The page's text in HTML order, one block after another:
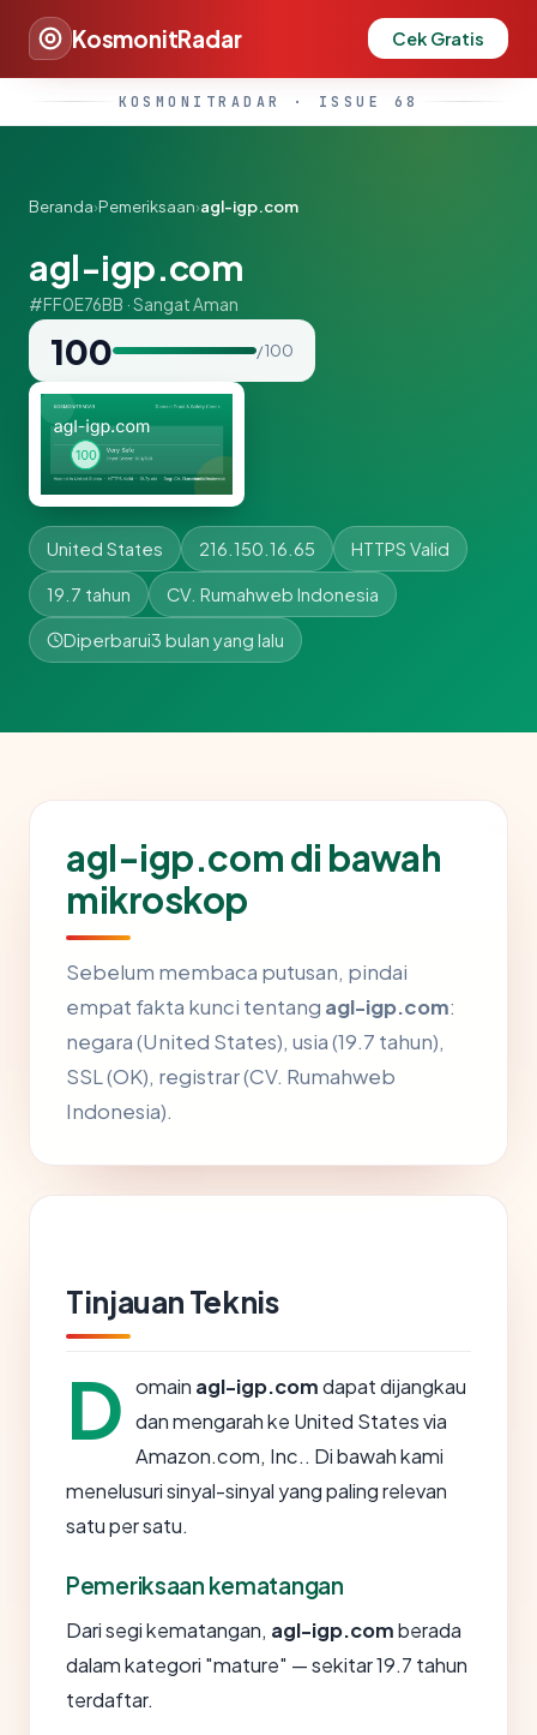
KosmonitRadar Cek Gratis
KOSMONITRADAR · ISSUE 68
Beranda›Pemeriksaan›agl-igp.com
agl-igp.com
#FF0E76BB · Sangat Aman
100 / 100
United States 216.150.16.65 HTTPS Valid
19.7 tahun CV. Rumahweb Indonesia
Diperbarui3 bulan yang lalu
agl-igp.com di bawah
mikroskop
Sebelum membaca putusan, pindai
empat fakta kunci tentang agl-igp.com:
negara (United States), usia (19.7 tahun),
SSL (OK), registrar (CV. Rumahweb
Indonesia).
Tinjauan Teknis
D omain agl-igp.comdapat dijangkau
dan mengarah ke United States via
Amazon.com, Inc.. Di bawah kami
menelusuri sinyal-sinyal yang paling relevan
satu per satu.
Pemeriksaan kematangan
Dari segi kematangan, agl-igp.comberada
dalam kategori "mature" — sekitar 19.7 tahun
terdaftar.